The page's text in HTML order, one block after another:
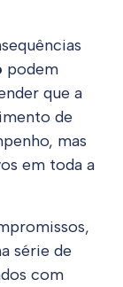
podem
que a
de
mas
em toda a
série de
com